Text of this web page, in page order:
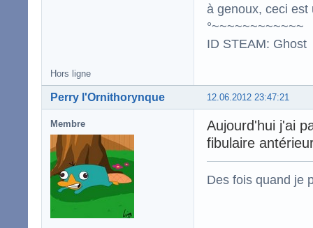
à genoux, ceci est
°~~~~~~~~~~~~
ID STEAM: Ghost
Hors ligne
12.06.2012 23:47:21
Perry l'Ornithorynque
Membre
Aujourd'hui j'ai
fibulaire
Des fois quand je